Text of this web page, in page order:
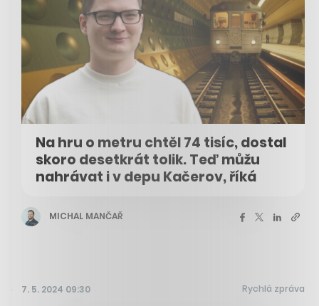
Na hru o metru chtěl 74 tisíc, dostal
skoro desetkrát tolik. Teď můžu
nahrávat i v depu Kačerov, říká
MICHAL MANČAŘ
7. 5. 2024 09:30 Rychlá zpráva